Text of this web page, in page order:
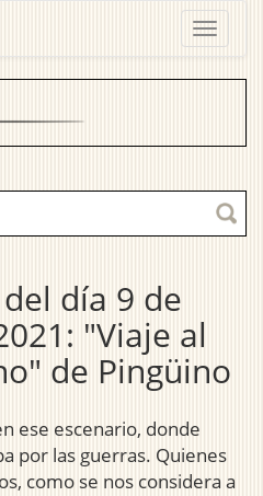
día 9 de
"Viaje al
de Pingüino
ese escenario, donde
por las guerras. Quienes
como se nos considera a